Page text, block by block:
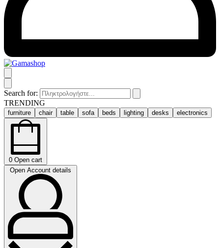
Search for:
TRENDING
furniture chair table sofa beds lighting desks electronics
0 Open cart
Open Account details